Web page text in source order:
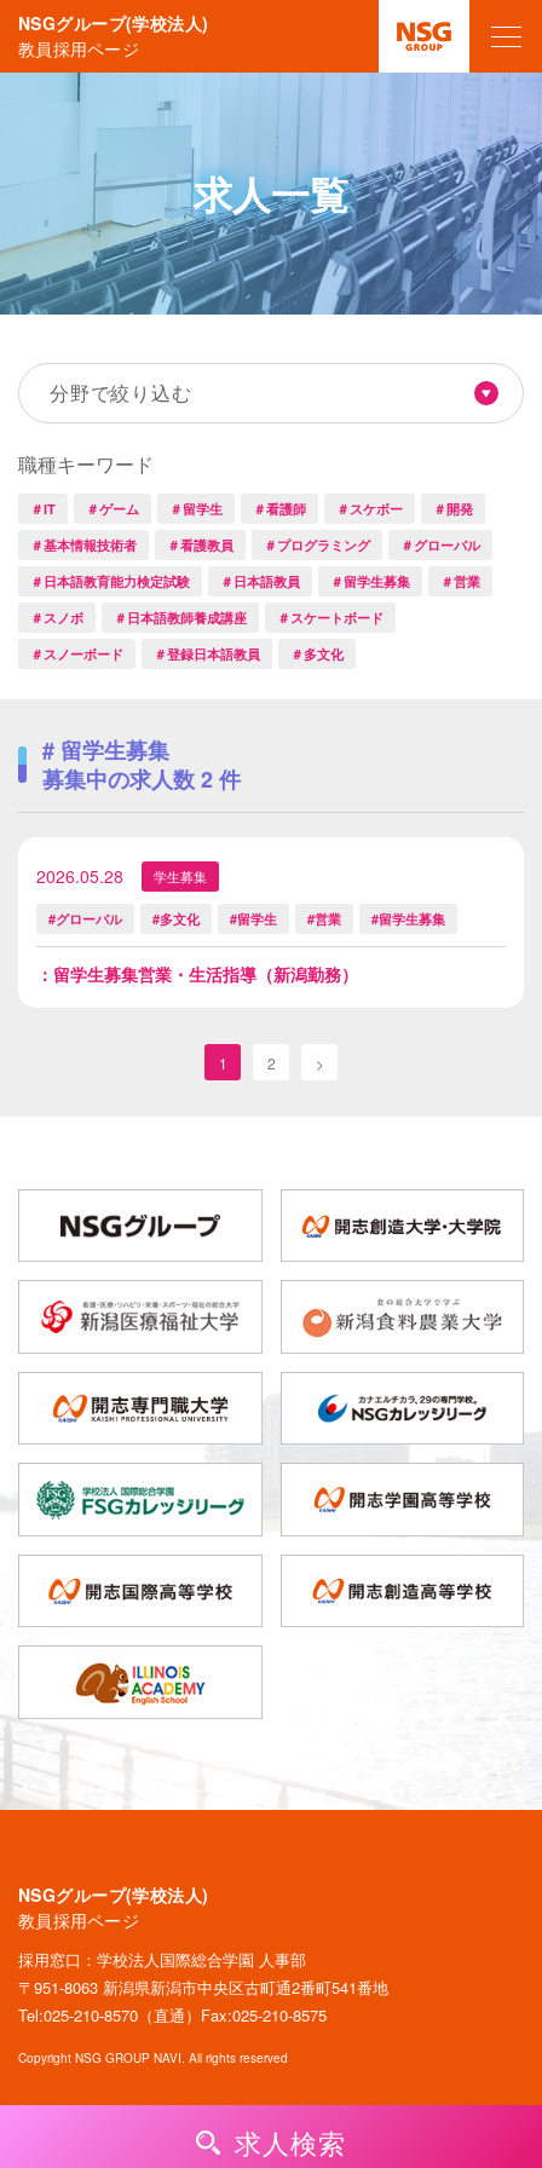
NSGグループ(学校法人)
教員採用ページ
求人検索
求人一覧
分野で絞り込む
職種キーワード
＃IT ＃ゲーム ＃留学生 ＃看護師 ＃スケボー
＃開発
＃基本情報技術者
＃看護教員 ＃プログラミング
＃グローバル
＃日本語教育能力検定試験
＃日本語教員 ＃留学生募集
＃営業
＃スノボ
＃日本語教師養成講座
＃スケートボード
＃スノーボード
＃登録日本語教員 ＃多文化
# 留学生募集
募集中の求人数2件
2026.05.28 学生募集
#グローバル #多文化 #留学生 #営業 #留学生募集
：留学生募集営業・生活指導（新潟勤務）
1 2 >
NSGグループ(学校法人)
教員採用ページ
採用窓口：学校法人国際総合学園 人事部
〒951-8063 新潟県新潟市中央区古町通2番町541番地
Tel:025-210-8570 （直通）Fax:025-210-8575
Copyright NSG GROUP NAVI. All rights reserved